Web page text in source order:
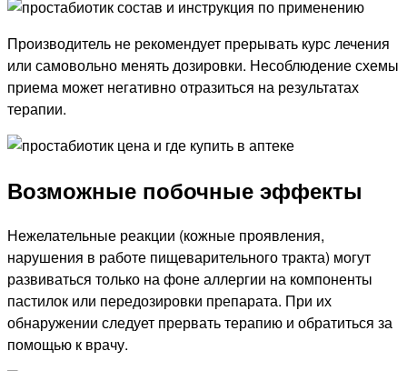
Производитель не рекомендует прерывать курс лечения
или самовольно менять дозировки. Несоблюдение схемы
приема может негативно отразиться на результатах
терапии.
Возможные побочные эффекты
Нежелательные реакции (кожные проявления,
нарушения в работе пищеварительного тракта) могут
развиваться только на фоне аллергии на компоненты
пастилок или передозировки препарата. При их
обнаружении следует прервать терапию и обратиться за
помощью к врачу.